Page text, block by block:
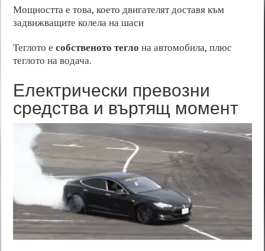
Мощността е това, което двигателят доставя към
задвижващите колела на шаси
Теглото есобственото тегло на автомобила, плюс
теглото на водача.
Електрически превозни
средства и въртящ момент